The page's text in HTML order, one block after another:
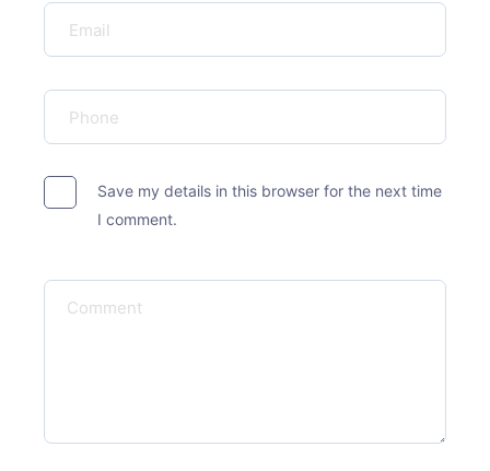
Save my details in this browser for the next time
I comment.